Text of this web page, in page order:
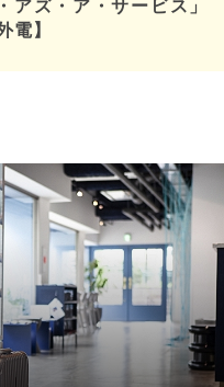
アズ・ア・サービス」
電】